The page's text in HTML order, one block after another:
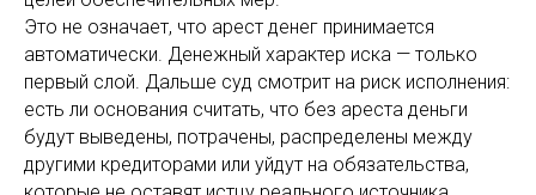
Это не означает, что арест денег принимается
автоматически. Денежный характер иска — только
первый слой. Дальше суд смотрит на риск исполнения:
есть ли основания считать, что без ареста деньги
будут выведены, потрачены, распределены между
другими кредиторами или уйдут на обязательства,